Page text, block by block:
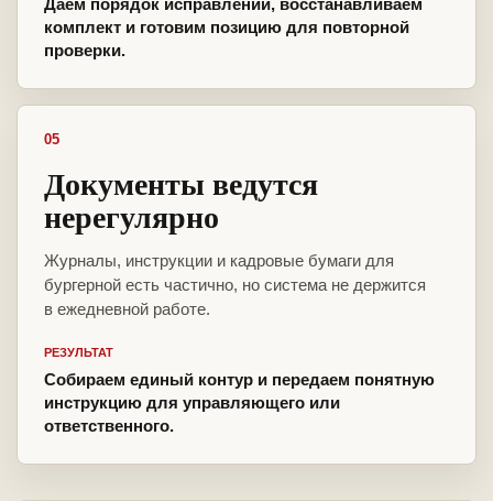
Даем порядок исправлений, восстанавливаем
комплект и готовим позицию для повторной
проверки.
05
Документы ведутся
нерегулярно
Журналы, инструкции и кадровые бумаги для
бургерной есть частично, но система не держится
в ежедневной работе.
РЕЗУЛЬТАТ
Собираем единый контур и передаем понятную
инструкцию для управляющего или
ответственного.